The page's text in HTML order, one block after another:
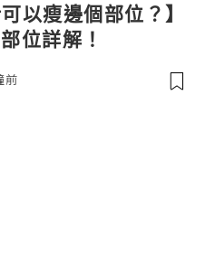
以瘦邊個部位？】
位詳解！
前